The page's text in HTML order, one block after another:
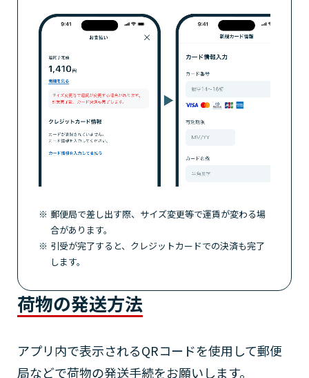
郵便局で差し出す際、サイズ変更等で運賃が変わる場
合があります。
引受が完了すると、クレジットカードでの決済も完了
します。
荷物の発送方法
アプリ内で表示されるQRコードを使用して郵便
局などで荷物の発送手続をお願いします。